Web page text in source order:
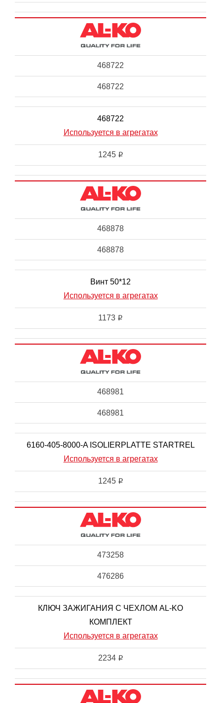
468722
468722
468722
Используется в агрегатах
1245 i
468878
468878
Винт 50*12
Используется в агрегатах
1173 i
468981
468981
6160-405-8000-A ISOLIERPLATTE STARTREL
Используется в агрегатах
1245 i
473258
476286
КЛЮЧ ЗАЖИГАНИЯ С ЧЕХЛОМ AL-KO
КОМПЛЕКТ
Используется в агрегатах
2234 i